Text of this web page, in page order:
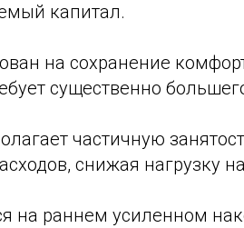
капитал.
на сохранение
существенно
частичную
снижая нагрузку
на раннем усиленном